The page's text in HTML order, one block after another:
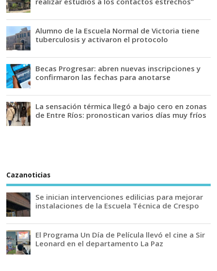
Alumno de la Escuela Normal de Victoria tiene
tuberculosis y activaron el protocolo
Becas Progresar: abren nuevas inscripciones y
confirmaron las fechas para anotarse
La sensación térmica llegó a bajo cero en zonas
de Entre Ríos: pronostican varios días muy fríos
Cazanoticias
Se inician intervenciones edilicias para mejorar
instalaciones de la Escuela Técnica de Crespo
El Programa Un Día de Película llevó el cine a Sir
Leonard en el departamento La Paz